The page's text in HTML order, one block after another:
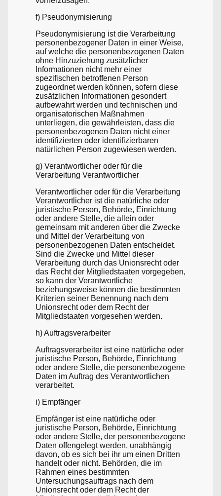
f) Pseudonymisierung
Pseudonymisierung ist die Verarbeitung
personenbezogener Daten in einer Weise,
auf welche die personenbezogenen Daten
ohne Hinzuziehung zusätzlicher
Informationen nicht mehr einer
spezifischen betroffenen Person
zugeordnet werden können, sofern diese
zusätzlichen Informationen gesondert
aufbewahrt werden und technischen und
organisatorischen Maßnahmen
unterliegen, die gewährleisten, dass die
personenbezogenen Daten nicht einer
identifizierten oder identifizierbaren
natürlichen Person zugewiesen werden.
g) Verantwortlicher oder für die
Verarbeitung Verantwortlicher
Verantwortlicher oder für die Verarbeitung
Verantwortlicher ist die natürliche oder
juristische Person, Behörde, Einrichtung
oder andere Stelle, die allein oder
gemeinsam mit anderen über die Zwecke
und Mittel der Verarbeitung von
personenbezogenen Daten entscheidet.
Sind die Zwecke und Mittel dieser
Verarbeitung durch das Unionsrecht oder
das Recht der Mitgliedstaaten vorgegeben,
so kann der Verantwortliche
beziehungsweise können die bestimmten
Kriterien seiner Benennung nach dem
Unionsrecht oder dem Recht der
Mitgliedstaaten vorgesehen werden.
h) Auftragsverarbeiter
Auftragsverarbeiter ist eine natürliche oder
juristische Person, Behörde, Einrichtung
oder andere Stelle, die personenbezogene
Daten im Auftrag des Verantwortlichen
verarbeitet.
i) Empfänger
Empfänger ist eine natürliche oder
juristische Person, Behörde, Einrichtung
oder andere Stelle, der personenbezogene
Daten offengelegt werden, unabhängig
davon, ob es sich bei ihr um einen Dritten
handelt oder nicht. Behörden, die im
Rahmen eines bestimmten
Untersuchungsauftrags nach dem
Unionsrecht oder dem Recht der